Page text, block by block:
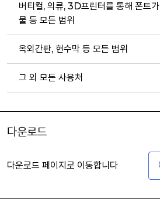
버티컬, 의류, 3D프린터를 통해 폰트
물 등 모든 범위
옥외간판, 현수막 등 모든 범위
그 외 모든 사용처
다운로드
다운로드 페이지로 이동합니다